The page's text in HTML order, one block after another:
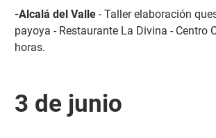
-Alcalá del Valle- Taller elaboración
payoya - Restaurante La Divina - Centro
horas.
3 de junio